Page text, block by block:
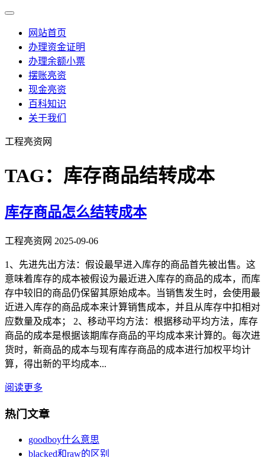
网站首页
办理资金证明
办理余额小票
摆账亮资
现金亮资
百科知识
关于我们
工程亮资网
TAG：库存商品结转成本
库存商品怎么结转成本
工程亮资网 2025-09-06
1、先进先出方法：假设最早进入库存的商品首先被出售。这
意味着库存的成本被假设为最近进入库存的商品的成本，而库
存中较旧的商品仍保留其原始成本。当销售发生时，会使用最
近进入库存的商品成本来计算销售成本，并且从库存中扣相对
应数量及成本； 2、移动平均方法：根据移动平均方法，库存
商品的成本是根据该期库存商品的平均成本来计算的。每次进
货时，新商品的成本与现有库存商品的成本进行加权平均计
算，得出新的平均成本...
阅读更多
热门文章
goodboy什么意思
blacked和raw的区别